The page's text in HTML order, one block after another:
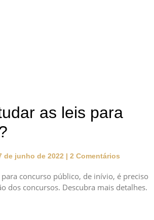
as leis para
de junho de 2022 2 Comentários
para concurso público, de inívio, é preciso
dos concursos. Descubra mais detalhes.